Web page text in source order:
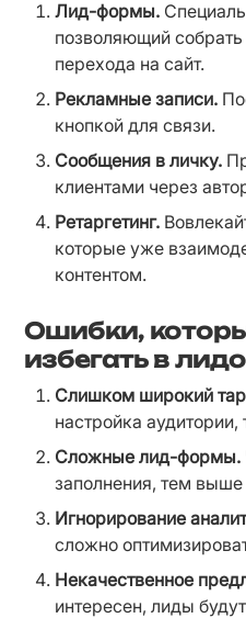
Лид-формы.
позволяющий
перехода на сайт.
Рекламные записи.
кнопкой для связи.
Сообщения в личку.
клиентами через
Ретаргетинг.
которые уже
контентом.
Ошибки,
избегать в
Слишком широкий
настройка
Сложные лид-формы.
заполнения, тем выше
Игнорирование
сложно
Некачественное
интересен, лиды